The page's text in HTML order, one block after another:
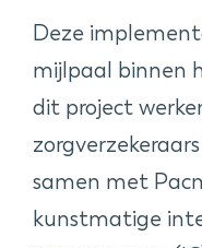
Deze
mijlpaal binnen
dit project
samen met
kunstmatige